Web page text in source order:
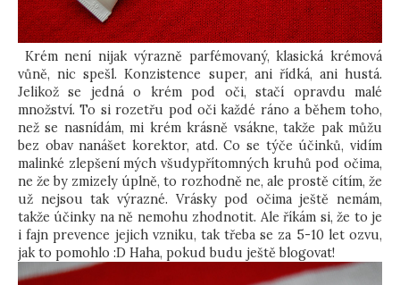
Krém není nijak výrazně parfémovaný, klasická krémová
vůně, nic spešl. Konzistence super, ani řídká, ani hustá.
Jelikož se jedná o krém pod oči, stačí opravdu malé
množství. To si rozetřu pod oči každé ráno a během toho,
než se nasnídám, mi krém krásně vsákne, takže pak můžu
bez obav nanášet korektor, atd. Co se týče účinků, vidím
malinké zlepšení mých všudypřítomných kruhů pod očima,
ne že by zmizely úplně, to rozhodně ne, ale prostě cítím, že
už nejsou tak výrazné. Vrásky pod očima ještě nemám,
takže účinky na ně nemohu zhodnotit. Ale říkám si, že to je
i fajn prevence jejich vzniku, tak třeba se za 5-10 let ozvu,
jak to pomohlo :D Haha, pokud budu ještě blogovat!